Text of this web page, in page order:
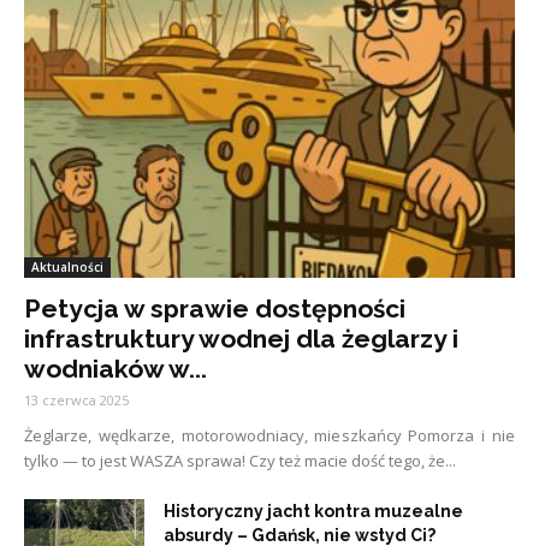
Aktualności
Petycja w sprawie dostępności
infrastruktury wodnej dla żeglarzy i
wodniaków w...
13 czerwca 2025
Żeglarze, wędkarze, motorowodniacy, mieszkańcy Pomorza i nie
tylko — to jest WASZA sprawa! Czy też macie dość tego, że...
Historyczny jacht kontra muzealne
absurdy – Gdańsk, nie wstyd Ci?